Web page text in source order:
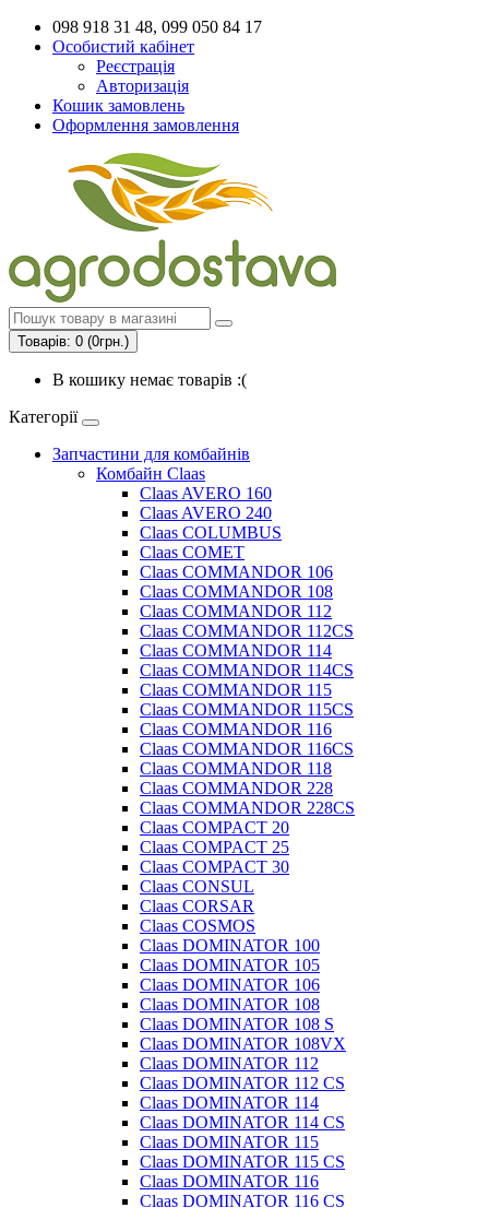
098 918 31 48, 099 050 84 17
Особистий кабінет
Реєстрація
Авторизація
Кошик замовлень
Оформлення замовлення
Товарів: 0 (0грн.)
В кошику немає товарів :(
Категорії
Запчастини для комбайнів
Комбайн Claas
Claas AVERO 160
Claas AVERO 240
Claas COLUMBUS
Claas COMET
Claas COMMANDOR 106
Claas COMMANDOR 108
Claas COMMANDOR 112
Claas COMMANDOR 112CS
Claas COMMANDOR 114
Claas COMMANDOR 114CS
Claas COMMANDOR 115
Claas COMMANDOR 115CS
Claas COMMANDOR 116
Claas COMMANDOR 116CS
Claas COMMANDOR 118
Claas COMMANDOR 228
Claas COMMANDOR 228CS
Claas COMPACT 20
Claas COMPACT 25
Claas COMPACT 30
Claas CONSUL
Claas CORSAR
Claas COSMOS
Claas DOMINATOR 100
Claas DOMINATOR 105
Claas DOMINATOR 106
Claas DOMINATOR 108
Claas DOMINATOR 108 S
Claas DOMINATOR 108VX
Claas DOMINATOR 112
Claas DOMINATOR 112 CS
Claas DOMINATOR 114
Claas DOMINATOR 114 CS
Claas DOMINATOR 115
Claas DOMINATOR 115 CS
Claas DOMINATOR 116
Claas DOMINATOR 116 CS